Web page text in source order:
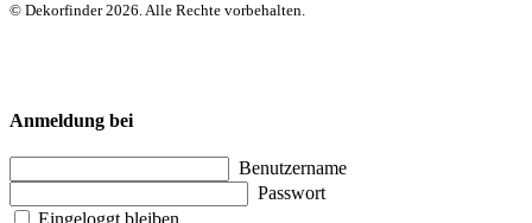
© Dekorfinder 2026. Alle Rechte vorbehalten.
Anmeldung bei
Benutzername
Passwort
Eingeloggt bleiben